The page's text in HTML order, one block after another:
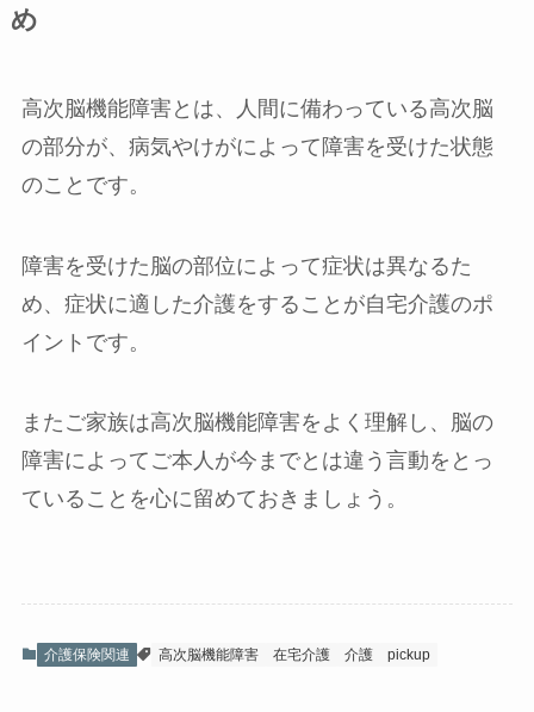
め
高次脳機能障害とは、人間に備わっている高次脳
の部分が、病気やけがによって障害を受けた状態
のことです。
障害を受けた脳の部位によって症状は異なるた
め、症状に適した介護をすることが自宅介護のポ
イントです。
またご家族は高次脳機能障害をよく理解し、脳の
障害によってご本人が今までとは違う言動をとっ
ていることを心に留めておきましょう。
介護保険関連 高次脳機能障害 在宅介護 介護 pickup